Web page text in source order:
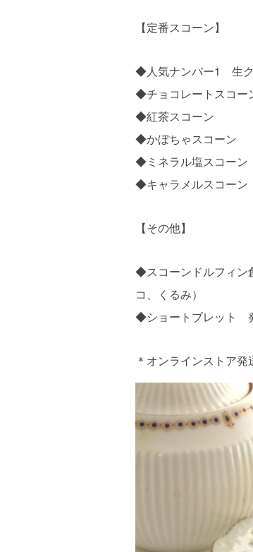
【定番スコーン】
◆人気ナンバー1 生
◆チョコレートスコー
◆紅茶スコーン
◆かぼちゃスコーン
◆ミネラル塩スコーン
◆キャラメルスコーン
【その他】
◆スコーンドルフィン
コ、くるみ）
◆ショートブレット
＊オンラインストア